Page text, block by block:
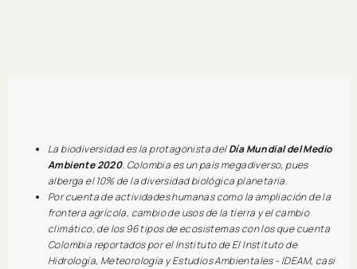
La biodiversidad es la protagonista delDía Mundial del Medio
Ambiente 2020. Colombia es un país megadiverso, pues
alberga el 10% de la diversidad biológica planetaria.
Por cuenta de actividades humanas como la ampliación de la
frontera agrícola, cambio de usos de la tierra y el cambio
climático, de los 96 tipos de ecosistemas con los que cuenta
Colombia reportados por el Instituto de El Instituto de
Hidrología, Meteorología y Estudios Ambientales - IDEAM, casi